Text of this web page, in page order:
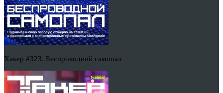
Хакер #323. Беспроводной самопал